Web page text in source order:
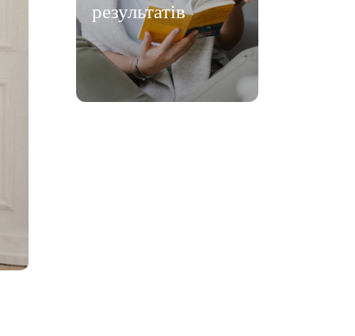
результатів